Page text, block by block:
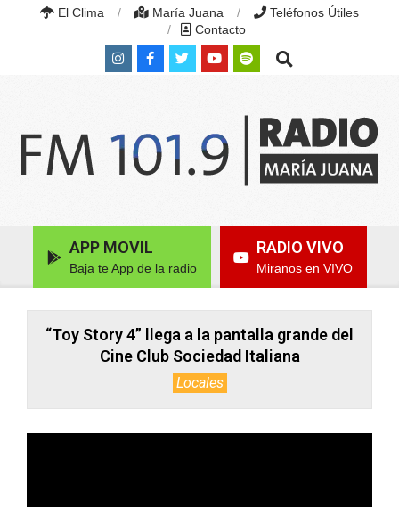
El Clima María Juana
Teléfonos Útiles
Contacto
Search
JUANA
FM
ARGENTINA
Navigation APP MOVIL
Baja te App de la radio
RADIO VIVO
Miranos en VIVO
“Toy Story 4” llega a la pantalla grande del
Cine Club Sociedad Italiana
Locales